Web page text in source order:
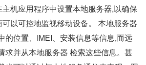
机应用程序中设置本地服务器,以确保
以可控地监视移动设备。 本地服务器
的位置、IMEI、安装信息等信息,而远
求并从本地服务器 检索这些信息。甚